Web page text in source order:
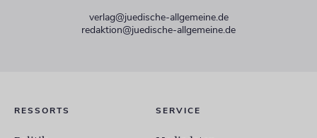
verlag@juedische-allgemeine.de
redaktion@juedische-allgemeine.de
RESSORTS SERVICE